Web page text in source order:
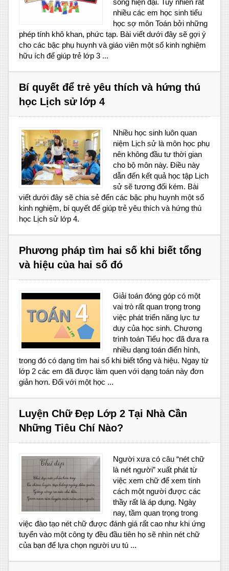
nhiều các em học sinh tiểu
học sợ môn Toán bởi những
phép tính khô khan, phức tạp. Bài viết dưới đây sẽ gợi ý
cho các bậc phụ huynh và giáo viên một số kinh nghiệm
hữu ích để giúp trẻ lớp 3 ...
Bí quyết để trẻ yêu thích và hứng thú
học Lịch sử lớp 4
Nhiều học sinh luôn quan
niệm Lịch sử là môn học phụ
nên không đầu tư thời gian
cho bộ môn này. Điều này
dẫn đến kết quả học tập Lịch
sử sẽ tương đối kém. Bài
viết dưới đây sẽ chia sẻ đến các bậc phụ huynh một số
kinh nghiệm, bí quyết để giúp trẻ yêu thích và hứng thú
học Lịch sử lớp 4.
Phương pháp tìm hai số khi biết tổng
và hiệu của hai số đó
Giải toán đóng góp có một
vai trò rất quan trọng trong
việc phát triển năng lực tư
duy của học sinh. Chương
trình toán Tiểu học đã đưa ra
nhiều dạng toán điển hình,
trong đó có dạng tìm hai số khi biết tổng và hiệu. Ngay từ
lớp 2 các em đã được làm quen với dạng toán này đơn
giản hơn. Đối với một học ...
Luyện Chữ Đẹp Lớp 2 Tại Nhà Cần
Những Tiêu Chí Nào?
Người xưa có câu “nét chữ
là nét người” xuất phát từ
việc xem chữ để xem tính
cách một người được các
thầy rất là áp dụng. Ngày
nay, tầm quan trọng trong
việc đào tạo nét chữ được đánh giá rất cao như khi ứng
tuyển vào một công ty đều đầu tiên họ sẽ nhìn nét chữ
của bạn để lựa chọn người ưu tú ...